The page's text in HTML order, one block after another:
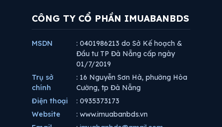
CÔNG TY CỔ PHẦN IMUABANBDS
MSDN
: 0401986213 do Sở Kế hoạch &
Đầu tư TP Đà Nẵng cấp ngày
01/7/2019
Trụ sở
chính
: 16 Nguyễn Sơn Hà, phường Hòa
Cường, tp Đà Nẵng
Điện thoại
: 0935373173
Website
: www.imuabanbds.vn